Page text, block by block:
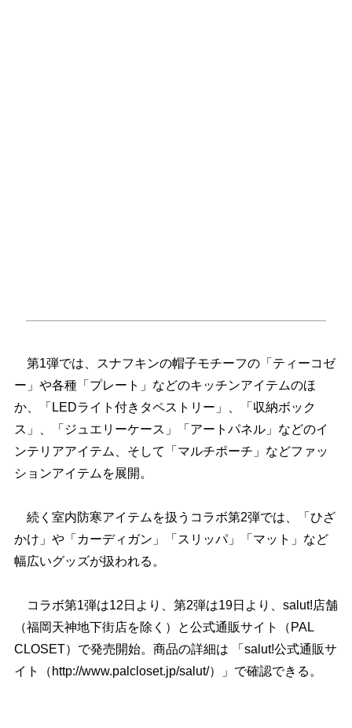
第1弾では、スナフキンの帽子モチーフの「ティーコゼ
ー」や各種「プレート」などのキッチンアイテムのほ
か、「LEDライト付きタペストリー」、「収納ボック
ス」、「ジュエリーケース」「アートパネル」などのイ
ンテリアアイテム、そして「マルチポーチ」などファッ
ションアイテムを展開。
続く室内防寒アイテムを扱うコラボ第2弾では、「ひざ
かけ」や「カーディガン」「スリッパ」「マット」など
幅広いグッズが扱われる。
コラボ第1弾は12日より、第2弾は19日より、salut!店舗
（福岡天神地下街店を除く）と公式通販サイト（PAL
CLOSET）で発売開始。商品の詳細は 「salut!公式通販サ
イト（http://www.palcloset.jp/salut/）」で確認できる。